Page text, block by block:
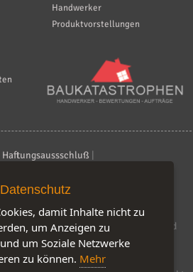
Handwerker
Produktvorstellungen
Haftungsaussschluß
Produktbezeichnungen, Namen und
der jeweiligen Firmen. Unser Portal
wir Geld erhalten.
damit Inhalte nicht zu
um Anzeigen zu
um Soziale Netzwerke
zu können. Mehr